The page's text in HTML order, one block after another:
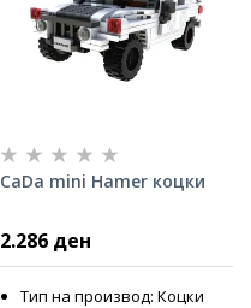
CaDa mini Hamer коцки
2.286 ден
Тип на производ: Коцки